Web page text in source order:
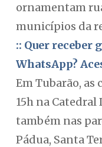
ornamentam
municípios da
:: Quer
WhatsApp?
Em Tubarão, as
15h na Catedral
também nas
Pádua, Santa